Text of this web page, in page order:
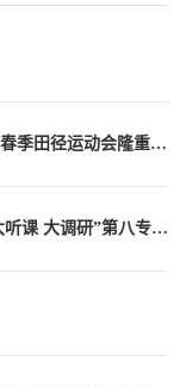
以运动之名，赴青春华章|我校2026年春季田径运动会隆重开幕
2026年度全省高校春季学期思政课“大听课 大调研”第八专家组莅临我校听课调研